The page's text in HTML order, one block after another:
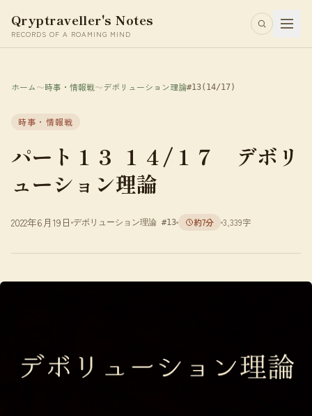
Qryptraveller's Notes
RECORDS OF A ROAMING MIND
ホーム〜時事・情報戦〜デボリューション理論#13(14/17)
時事・情報戦
パート１３ １４/１７ デボリ
ューション理論
2022年6月19日 デボリューション理論 #13 約7分 3,339字